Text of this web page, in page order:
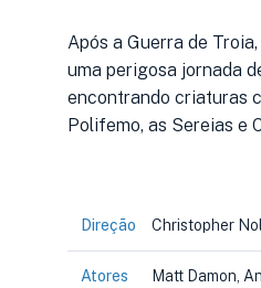
Após a Guerra de
uma perigosa jornada
encontrando criaturas
Polifemo, as Sereias e
Direção Christopher
Atores
Matt Damon,